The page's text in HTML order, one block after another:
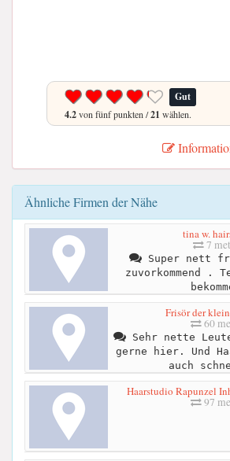
Gut
4.2von fünf punkten /21 wählen.
Ähnliche Firmen der Nähe
tina w.
7
Super nett
zuvorkommend .
Frisör der
60
Sehr nette
gerne hier. Und
auch
Haarstudio Rapunzel
97